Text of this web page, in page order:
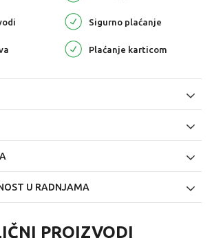
Sigurno plaćanje
Plaćanje karticom
U RADNJAMA
PROIZVODI